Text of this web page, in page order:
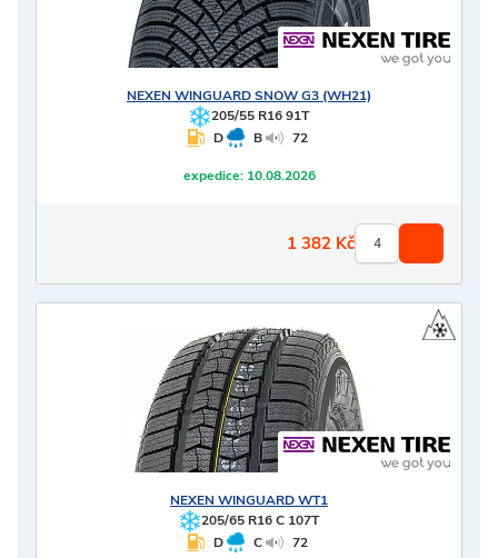
NEXEN WINGUARD SNOW G3 (WH21)
205/55 R16 91T
D
B 72
expedice:10.08.2026
1 382 Kč
NEXEN WINGUARD WT1
205/65 R16 C 107T
D
C 72